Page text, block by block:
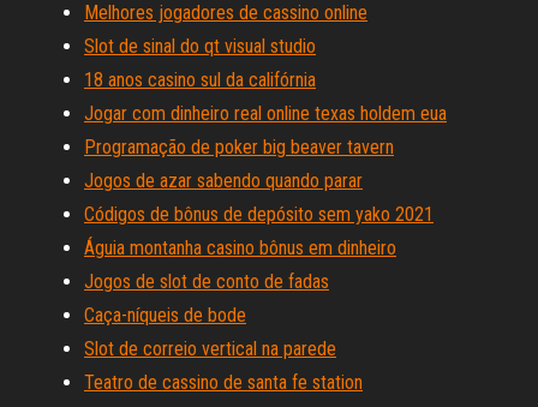
Melhores jogadores de cassino online
Slot de sinal do qt visual studio
18 anos casino sul da califórnia
Jogar com dinheiro real online texas holdem eua
Programação de poker big beaver tavern
Jogos de azar sabendo quando parar
Códigos de bônus de depósito sem yako 2021
Águia montanha casino bônus em dinheiro
Jogos de slot de conto de fadas
Caça-níqueis de bode
Slot de correio vertical na parede
Teatro de cassino de santa fe station